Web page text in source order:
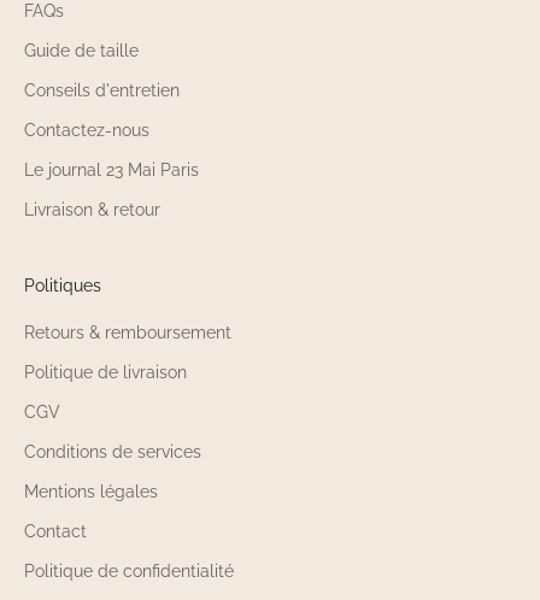
FAQs
Guide de taille
Conseils d'entretien
Contactez-nous
Le journal 23 Mai Paris
Livraison & retour
Politiques
Retours & remboursement
Politique de livraison
CGV
Conditions de services
Mentions légales
Contact
Politique de confidentialité